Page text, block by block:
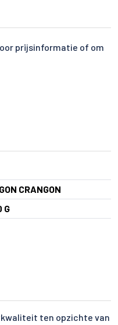
prijsinformatie of om
CRANGON
G
ten opzichte van